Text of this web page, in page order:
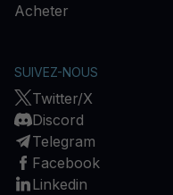
Acheter
SUIVEZ-NOUS
Twitter/X
Discord
Telegram
Facebook
Linkedin